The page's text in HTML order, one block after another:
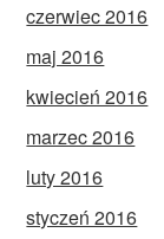
czerwiec 2016
maj 2016
kwiecień 2016
marzec 2016
luty 2016
styczeń 2016